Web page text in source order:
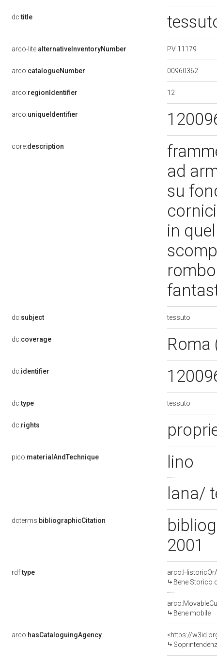
dc:title
arco-lite:alternativeInventoryNumber PV 11179
arco:catalogueNumber 00960362
arco:regionIdentifier 12
arco:uniqueIdentifier
core:description
ad
su
in
dc:subject tessuto
dc:coverage
dc:identifier
dc:type tessuto
dc:rights
pico:materialAndTechnique
lino
lana/
dcterms:bibliographicCitation
2001
rdf:type
Bene Storico
Bene mobile
arco:hasCataloguingAgency
<https://